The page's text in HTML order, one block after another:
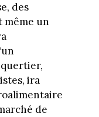
des
même un
ira
de